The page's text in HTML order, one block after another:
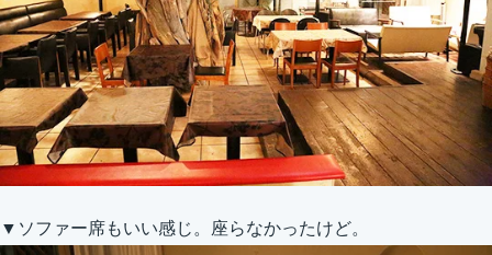
▼ソファー席もいい感じ。座らなかったけど。